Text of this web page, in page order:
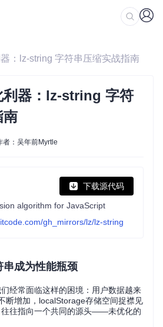
：lz-string 字符串压缩实战指南
利器：lz-string 字符
南
者：吴年前Myrtle
下载源代码
algorithm for JavaScript
gh_mirrors/lz/lz-string
串成为性能瓶颈
经常面临这样的困境：用户数据越来
断增加，localStorage存储空间捉襟见
往往指向一个共同的源头——未优化的